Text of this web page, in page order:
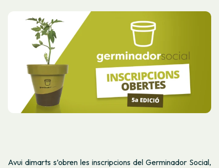
Avui dimarts s’obren les inscripcions del Germinador Social,